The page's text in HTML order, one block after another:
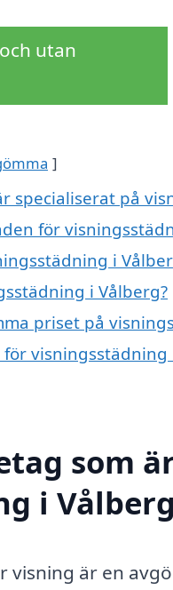
utan
specialiserat på
för
i
i Vålberg?
priset på
som
i
är en